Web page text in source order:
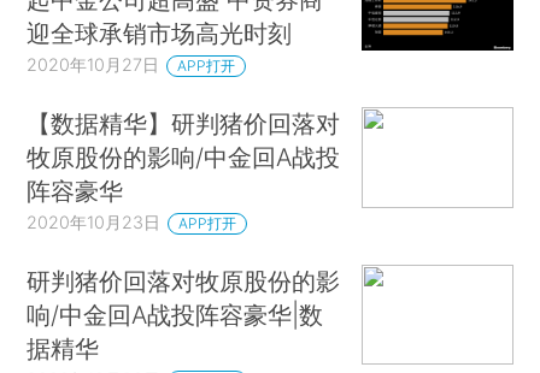
迎全球承销市场高光时刻
2020年10月27日 APP打开
【数据精华】研判猪价回落对
牧原股份的影响/中金回A战投
阵容豪华
2020年10月23日 APP打开
研判猪价回落对牧原股份的影
响/中金回A战投阵容豪华|数
据精华